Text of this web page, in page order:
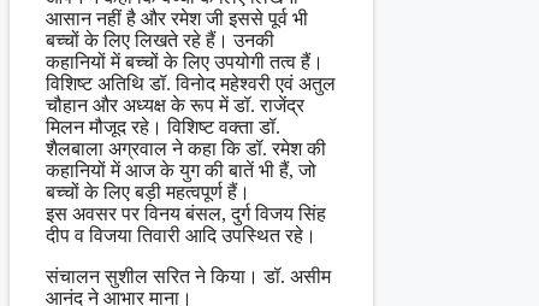
आसान नहीं है और रमेश जी इससे पूर्व भी
बच्चों के लिए लिखते रहे हैं। उनकी
कहानियों में बच्चों के लिए उपयोगी तत्व हैं।
विशिष्ट अतिथि डॉ. विनोद महेश्वरी एवं अतुल
चौहान और अध्यक्ष के रूप में डॉ. राजेंद्र
मिलन मौजूद रहे। विशिष्ट वक्ता डॉ.
शैलबाला अग्रवाल ने कहा कि डॉ. रमेश की
कहानियों में आज के युग की बातें भी हैं, जो
बच्चों के लिए बड़ी महत्वपूर्ण हैं।
इस अवसर पर विनय बंसल, दुर्ग विजय सिंह
दीप व विजया तिवारी आदि उपस्थित रहे।
संचालन सुशील सरित ने किया। डॉ. असीम
आनंद ने आभार माना।